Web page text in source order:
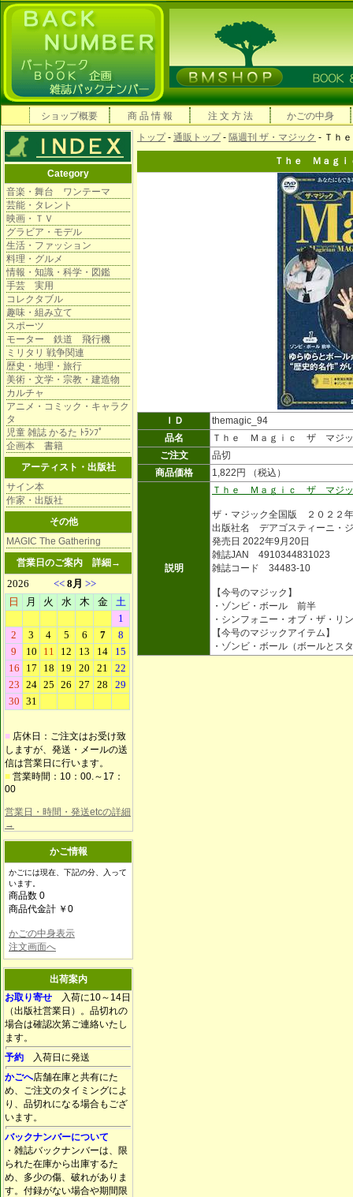
ショップ概要 商 品 情 報 注 文 方 法 かごの中身
Category
音楽・舞台 ワンテーマ
芸能・タレント
映画・ＴＶ
グラビア・モデル
生活・ファッション
料理・グルメ
情報・知識・科学・図鑑
手芸 実用
コレクタブル
趣味・組み立て
スポーツ
モーター 鉄道 飛行機
ミリタリ 戦争関連
歴史・地理・旅行
美術・文学・宗教・建造物
カルチャ
アニメ・コミック・キャラク
タ
児童 雑誌 かるた ﾄﾗﾝﾌﾟ
企画本 書籍
アーティスト・出版社
サイン本
作家・出版社
その他
MAGIC The Gathering
営業日のご案内 詳細→
■ 店休日：ご注文はお受け致
しますが、発送・メールの送
信は営業日に行います。
■ 営業時間：10：00.～17：
00
営業日・時間・発送etcの詳細
→
かご情報
かごには現在、下記の分、入って
います。
商品数 0
商品代金計 ￥0
かごの中身表示
注文画面へ
出荷案内
お取り寄せ 入荷に10～14日
（出版社営業日）。品切れの
場合は確認次第ご連絡いたし
ます。
予約 入荷日に発送
かごへ店舗在庫と共有にた
め、ご注文のタイミングによ
り、品切れになる場合もござ
います。
バックナンバーについて
・雑誌バックナンバーは、限
られた在庫から出庫するた
め、多少の傷、破れがありま
す。付録がない場合や期間限
トップ- 通販トップ- 隔週刊 ザ・マジック - Ｔｈ
Ｔｈｅ Ｍａｇ
ＩＤ
themagic_94
品名
Ｔｈｅ Ｍａｇｉｃ ザ マジ
ご注文
品切
商品価格
1,822円 （税込）
説明
Ｔｈｅ Ｍａｇｉｃ ザ マジ
ザ・マジック全国版 ２０２２
出版社名 デアゴスティーニ・
発売日 2022年9月20日
雑誌JAN 4910344831023
雑誌コード 34483-10
【今号のマジック】
・ゾンビ・ボール 前半
・シンフォニー・オブ・ザ・リ
【今号のマジックアイテム】
・ゾンビ・ボール（ボールとス